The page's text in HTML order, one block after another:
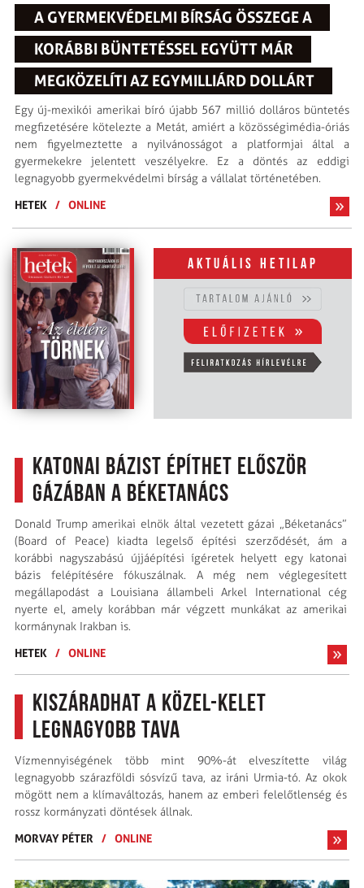
A GYERMEKVÉDELMI BÍRSÁG ÖSSZEGE A
KORÁBBI BÜNTETÉSSEL EGYÜTT MÁR
MEGKÖZELÍTI AZ EGYMILLIÁRD DOLLÁRT
Egy új-mexikói amerikai bíró újabb 567 millió dolláros büntetés
megfizetésére kötelezte a Metát, amiért a közösségimédia-óriás
nem figyelmeztette a nyilvánosságot a platformjai által a
gyermekekre jelentett veszélyekre. Ez a döntés az eddigi
legnagyobb gyermekvédelmi bírság a vállalat történetében.
HETEK
/ ONLINE
Aktuális hetilap
Katonai bázist építhet először
Gázában a Béketanács
Donald Trump amerikai elnök által vezetett gázai „Béketanács”
(Board of Peace) kiadta legelső építési szerződését, ám a
korábbi nagyszabású újjáépítési ígéretek helyett egy katonai
bázis felépítésére fókuszálnak. A még nem véglegesített
megállapodást a Louisiana állambeli Arkel International cég
nyerte el, amely korábban már végzett munkákat az amerikai
kormánynak Irakban is.
HETEK
/ ONLINE
Kiszáradhat a Közel-Kelet
legnagyobb tava
Vízmennyiségének több mint 90%-át elveszítette világ
legnagyobb szárazföldi sósvízű tava, az iráni Urmia-tó. Az okok
mögött nem a klímaváltozás, hanem az emberi felelőtlenség és
rossz kormányzati döntések állnak.
MORVAY PÉTER
/ ONLINE